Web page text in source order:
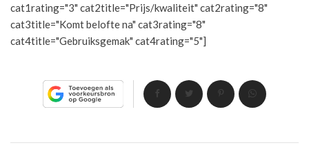
cat1rating="3" cat2title="Prijs/kwaliteit" cat2rating="8"
cat3title="Komt belofte na" cat3rating="8"
cat4title="Gebruiksgemak" cat4rating="5"]